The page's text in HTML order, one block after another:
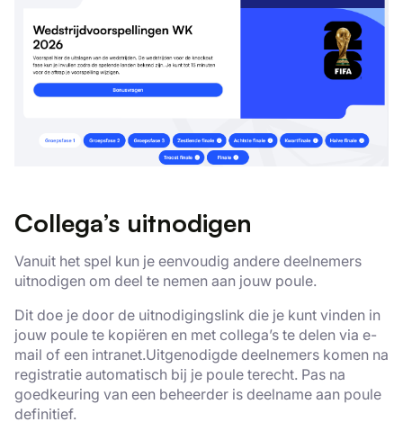
Collega’s uitnodigen
Vanuit het spel kun je eenvoudig andere deelnemers
uitnodigen om deel te nemen aan jouw poule.
Dit doe je door de uitnodigingslink die je kunt vinden in
jouw poule te kopiëren en met collega’s te delen via e-
mail of een intranet.Uitgenodigde deelnemers komen na
registratie automatisch bij je poule terecht. Pas na
goedkeuring van een beheerder is deelname aan poule
definitief.